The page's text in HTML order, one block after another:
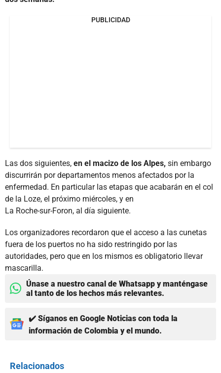
PUBLICIDAD
Las dos siguientes, en el macizo de los Alpes, sin embargo
discurrirán por departamentos menos afectados por la
enfermedad. En particular las etapas que acabarán en el col
de la Loze, el próximo miércoles, y en
La Roche-sur-Foron, al día siguiente.
Los organizadores recordaron que el acceso a las cunetas
fuera de los puertos no ha sido restringido por las
autoridades, pero que en los mismos es obligatorio llevar
mascarilla.
Únase a nuestro canal de Whatsapp y manténgase
al tanto de los hechos más relevantes.
✔️ Síganos en Google Noticias con toda la
información de Colombia y el mundo.
Relacionados